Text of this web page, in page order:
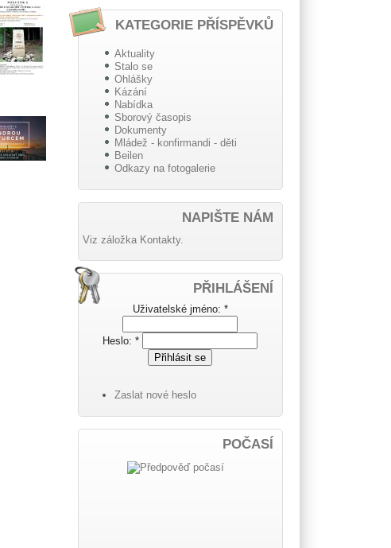
KATEGORIE PŘÍSPĚVKŮ
Aktuality
Stalo se
Ohlášky
Kázání
Nabídka
Sborový časopis
Dokumenty
Mládež - konfirmandi - děti
Beilen
Odkazy na fotogalerie
NAPIŠTE NÁM
Viz záložka Kontakty.
PŘIHLÁŠENÍ
Uživatelské jméno: *
Heslo:*
Zaslat nové heslo
POČASÍ